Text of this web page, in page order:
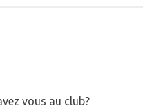
vous au club?